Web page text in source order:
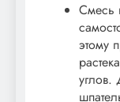
Смесь
этому
углов.